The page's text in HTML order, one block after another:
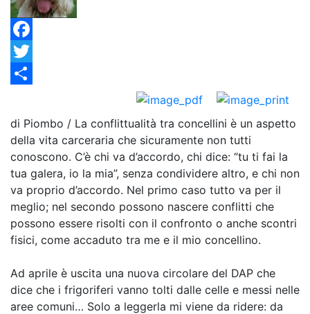
Facebook
Twitter
di Piombo / La conflittualità tra concellini è un aspetto
della vita carceraria che sicuramente non tutti
conoscono. C’è chi va d’accordo, chi dice: “tu ti fai la
tua galera, io la mia”, senza condividere altro, e chi non
va proprio d’accordo. Nel primo caso tutto va per il
meglio; nel secondo possono nascere conflitti che
possono essere risolti con il confronto o anche scontri
fisici, come accaduto tra me e il mio concellino.
Ad aprile è uscita una nuova circolare del DAP che
dice che i frigoriferi vanno tolti dalle celle e messi nelle
aree comuni… Solo a leggerla mi viene da ridere: da